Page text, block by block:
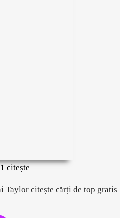
citește
Taylor citește cărți de top gratis